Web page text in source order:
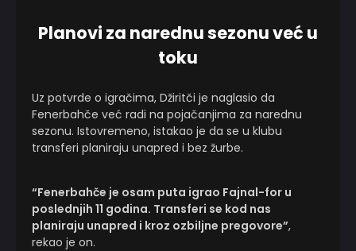
Planovi za narednu sezonu već u
toku
Uz potvrde o igračima, Džiritči je naglasio da
Fenerbahče već radi na pojačanjima za narednu
sezonu. Istovremeno, istakao je da se u klubu
transferi planiraju unapred i bez žurbe.
“Fenerbahče je osam puta igrao Fajnal-for u
poslednjih 11 godina. Transferi se kod nas
planiraju unapred i kroz ozbiljne pregovore”,
rekao je on.